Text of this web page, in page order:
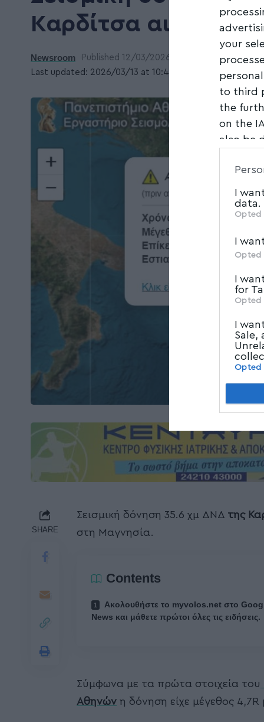
your
to third
the
on the
also be
parties.
I
data.
Opted
I
Opted
I
for
Opted
I
Sale,
Opted
Καρδίτσα αισθητή
Last updated: 2026/03/13 at 10:45 ΜΜ
Newsroom Published 12/03/2026
SHARE
Σεισμική δόνηση 35.6 χμ ΔΝΔ της
στη Μαγνησία.
Contents
Ακολουθήστε το myvolos.net στο
News και μάθετε πρώτοι όλες τις ειδήσεις.
Σύμφωνα με τα πρώτα στοιχεία του
Αθηνών η δόνηση είχε μέγεθος 4,7R